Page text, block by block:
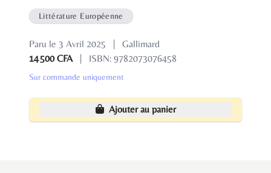
Littérature Européenne
Paru le 3 Avril 2025 |
Gallimard
14 500 CFA
| ISBN: 9782073076458
Sur commande uniquement
Ajouter au panier